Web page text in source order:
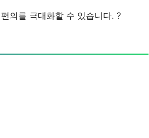
의를 극대화할 수 있습니다. ?